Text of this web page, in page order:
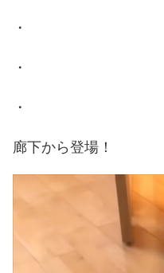
・
・
・
廊下から登場！